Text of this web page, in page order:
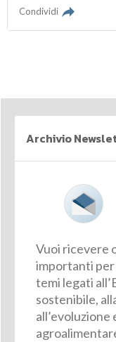
Condividi
Archivio
Vuoi ricevere
importanti
temi legati
sostenibile,
all’evoluzione